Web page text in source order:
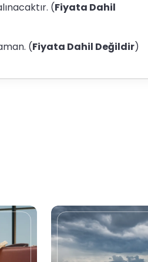
(Fiyata Dahil
(Fiyata Dahil Değildir)